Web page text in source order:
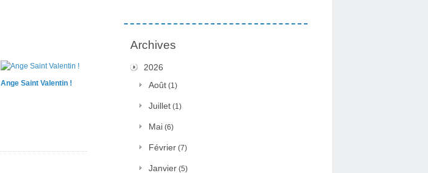
Ange Saint Valentin !
Archives
2026
Août (1)
Juillet (1)
Mai (6)
Février (7)
Janvier (5)